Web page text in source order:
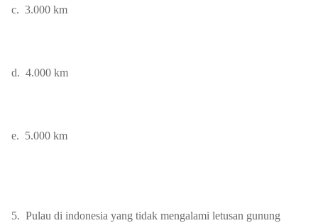
c. 3.000 km
d. 4.000 km
e. 5.000 km
5. Pulau di indonesia yang tidak mengalami letusan gunung